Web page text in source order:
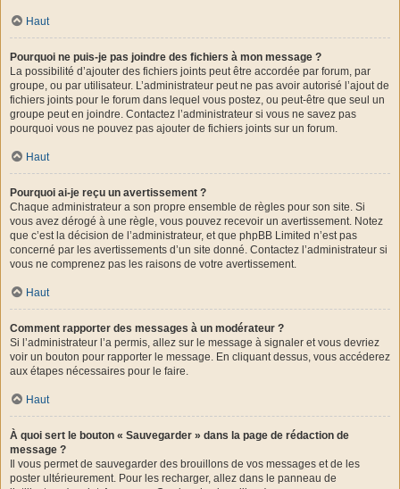
Haut
Pourquoi ne puis-je pas joindre des fichiers à mon message ?
La possibilité d’ajouter des fichiers joints peut être accordée par forum, par
groupe, ou par utilisateur. L’administrateur peut ne pas avoir autorisé l’ajout de
fichiers joints pour le forum dans lequel vous postez, ou peut-être que seul un
groupe peut en joindre. Contactez l’administrateur si vous ne savez pas
pourquoi vous ne pouvez pas ajouter de fichiers joints sur un forum.
Haut
Pourquoi ai-je reçu un avertissement ?
Chaque administrateur a son propre ensemble de règles pour son site. Si
vous avez dérogé à une règle, vous pouvez recevoir un avertissement. Notez
que c’est la décision de l’administrateur, et que phpBB Limited n’est pas
concerné par les avertissements d’un site donné. Contactez l’administrateur si
vous ne comprenez pas les raisons de votre avertissement.
Haut
Comment rapporter des messages à un modérateur ?
Si l’administrateur l’a permis, allez sur le message à signaler et vous devriez
voir un bouton pour rapporter le message. En cliquant dessus, vous accéderez
aux étapes nécessaires pour le faire.
Haut
À quoi sert le bouton « Sauvegarder » dans la page de rédaction de
message ?
Il vous permet de sauvegarder des brouillons de vos messages et de les
poster ultérieurement. Pour les recharger, allez dans le panneau de